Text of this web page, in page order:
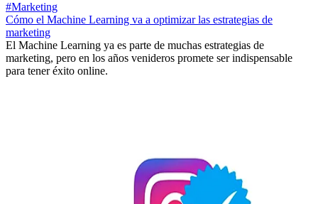
#Marketing
Cómo el Machine Learning va a optimizar las estrategias de
marketing
El Machine Learning ya es parte de muchas estrategias de
marketing, pero en los años venideros promete ser indispensable
para tener éxito online.